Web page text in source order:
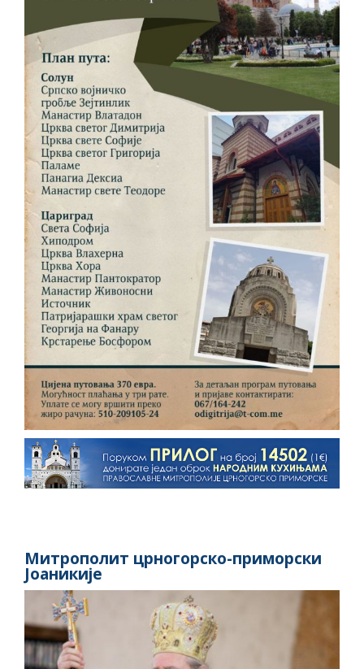
Митрополит црногорско-приморски
Јоаникије